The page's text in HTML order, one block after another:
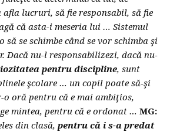
lucruri, să fie responsabil, să fie
că asta-i meseria lui … Sistemul
să se schimbe când se vor schimba şi
nu-l responsabilizezi, dacă nu-
pentru discipline, sunt
şcolare … un copil poate să-şi
o oră pentru că e mai ambiţios,
mintea, pentru că e ordonat …MG:
din clasă,pentru că i s-a predat